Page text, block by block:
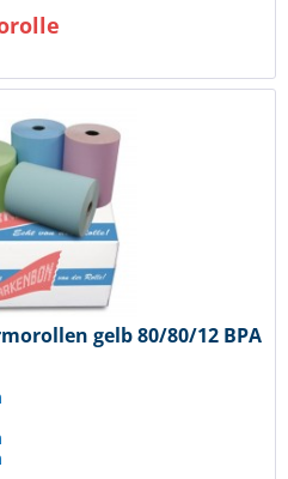
gelb 80/80/12 BPA